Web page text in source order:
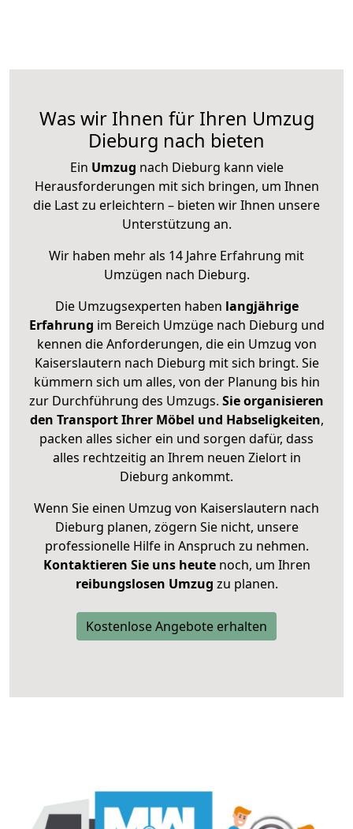
Was wir Ihnen für Ihren Umzug
Dieburg nach bieten
Ein Umzug nach Dieburg kann viele
Herausforderungen mit sich bringen, um Ihnen
die Last zu erleichtern – bieten wir Ihnen unsere
Unterstützung an.
Wir haben mehr als 14 Jahre Erfahrung mit
Umzügen nach Dieburg.
Die Umzugsexperten haben langjährige
Erfahrung im Bereich Umzüge nach Dieburg und
kennen die Anforderungen, die ein Umzug von
Kaiserslautern nach Dieburg mit sich bringt. Sie
kümmern sich um alles, von der Planung bis hin
zur Durchführung des Umzugs. Sie organisieren
den Transport Ihrer Möbel und Habseligkeiten,
packen alles sicher ein und sorgen dafür, dass
alles rechtzeitig an Ihrem neuen Zielort in
Dieburg ankommt.
Wenn Sie einen Umzug von Kaiserslautern nach
Dieburg planen, zögern Sie nicht, unsere
professionelle Hilfe in Anspruch zu nehmen.
Kontaktieren Sie uns heutenoch, um Ihren
reibungslosen Umzug zu planen.
Kostenlose Angebote erhalten